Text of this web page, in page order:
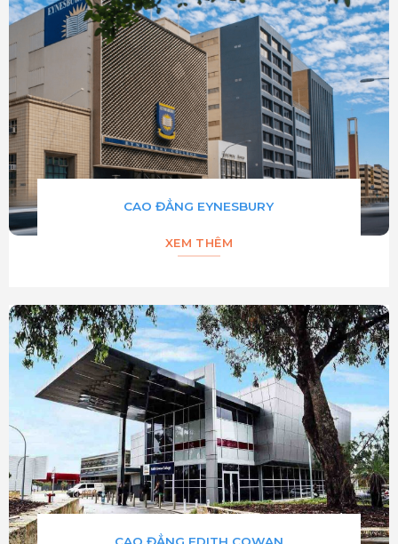
CAO ĐẲNG EYNESBURY
XEM THÊM